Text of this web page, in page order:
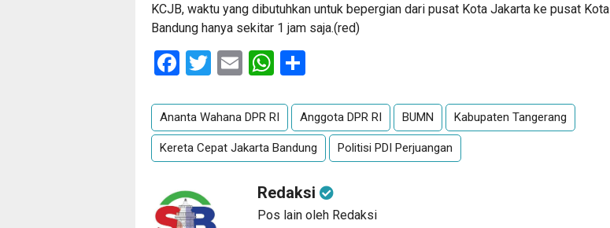
KCJB, waktu yang dibutuhkan untuk bepergian dari pusat Kota Jakarta ke pusat Kota
Bandung hanya sekitar 1 jam saja.(red)
Facebook
Twitter
EmailWhatsApp
Ananta Wahana DPR RI Anggota DPR RI BUMN Kabupaten Tangerang
Kereta Cepat Jakarta Bandung Politisi PDI Perjuangan
Redaksi
Pos lain oleh Redaksi